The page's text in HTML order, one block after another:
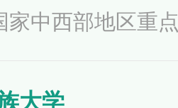
家中西部地区重
队式对口援助高
大学